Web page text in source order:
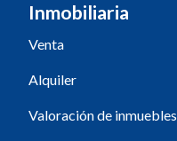
Inmobiliaria
Venta
Alquiler
Valoración de inmuebles